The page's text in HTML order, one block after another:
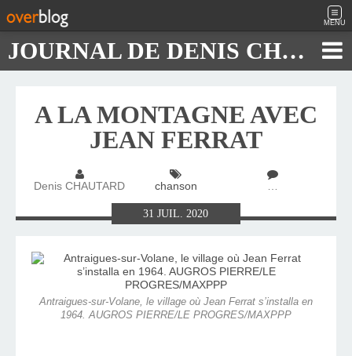
MENU
JOURNAL DE DENIS CHAUTARD
A LA MONTAGNE AVEC
JEAN FERRAT
Denis CHAUTARD chanson …
31JUIL.2020
Antraigues-sur-Volane, le village où Jean Ferrat s’installa en
1964. AUGROS PIERRE/LE PROGRES/MAXPPP